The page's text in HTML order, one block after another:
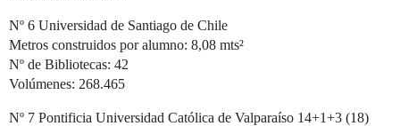
Nº 6 Universidad de Santiago de Chile
Metros construidos por alumno: 8,08 mts²
Nº de Bibliotecas: 42
Volúmenes: 268.465
Nº 7 Pontificia Universidad Católica de Valparaíso 14+1+3 (18)